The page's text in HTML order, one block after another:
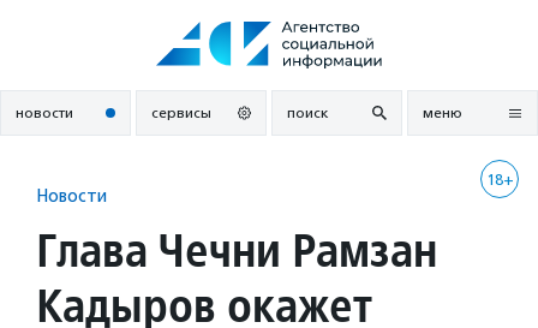
новости сервисы поиск меню
18+
Новости
Глава Чечни Рамзан
Кадыров окажет